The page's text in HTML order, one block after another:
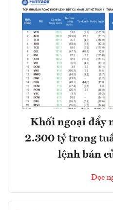
Khối ngoại đẩy
2.300 tỷ trong
lệnh bán
Đọc